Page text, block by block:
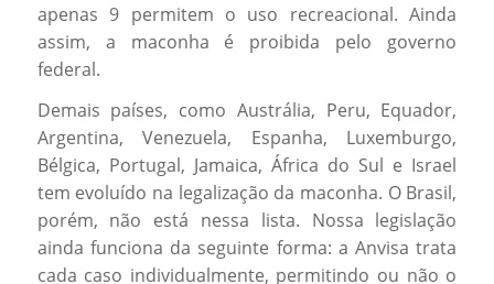
apenas 9 permitem o uso recreacional. Ainda
assim, a maconha é proibida pelo governo
federal.
Demais países, como Austrália, Peru, Equador,
Argentina, Venezuela, Espanha, Luxemburgo,
Bélgica, Portugal, Jamaica, África do Sul e Israel
tem evoluído na legalização da maconha. O Brasil,
porém, não está nessa lista. Nossa legislação
ainda funciona da seguinte forma: a Anvisa trata
cada caso individualmente, permitindo ou não o